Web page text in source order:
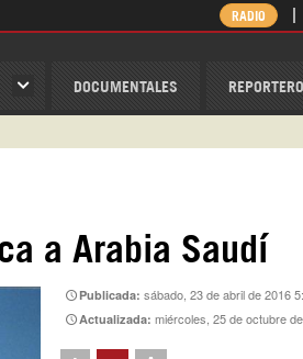
DOCUMENTALES
RADIO
a Arabia Saudí
Publicada:sábado, 23 de abril de 2016
Actualizada:miércoles, 25 de octubre